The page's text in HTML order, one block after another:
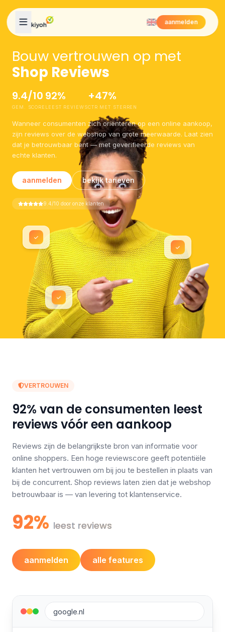
Skip to content
aanmelden
Bouw vertrouwen op met
Shop Reviews
9.4/10
GEM. SCORE
92%
LEEST REVIEWS
+47%
CTR MET STERREN
Wanneer consumenten zich oriënteren op een online aankoop,
zijn reviews over de webshop van grote meerwaarde. Laat zien
dat je betrouwbaar bent — met geverifieerde reviews van
echte klanten.
aanmelden bekijk tarieven
9.4/10 door onze klanten
VERTROUWEN
92% van de consumenten leest
reviews vóór een aankoop
Reviews zijn de belangrijkste bron van informatie voor
online shoppers. Een hoge reviewscore geeft potentiële
klanten het vertrouwen om bij jou te bestellen in plaats van
bij de concurrent. Shop reviews laten zien dat je webshop
betrouwbaar is — van levering tot klantenservice.
92% leest reviews
aanmelden alle features
google.nl